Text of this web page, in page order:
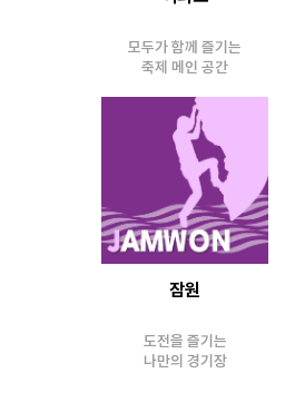
모두가 함께 즐기는
축제 메인 공간
잠원
도전을 즐기는
나만의 경기장